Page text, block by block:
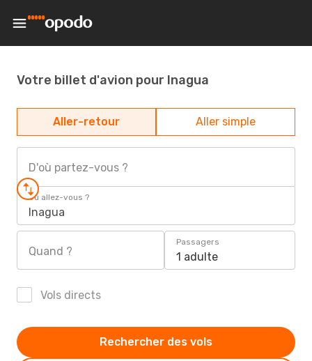
Votre billet d'avion pour Inagua
Aller-retour Aller simple
D'où partez-vous ?
Où allez-vous ?
Inagua
Quand ?
Passagers
1 adulte
Vols directs
Rechercher des vols